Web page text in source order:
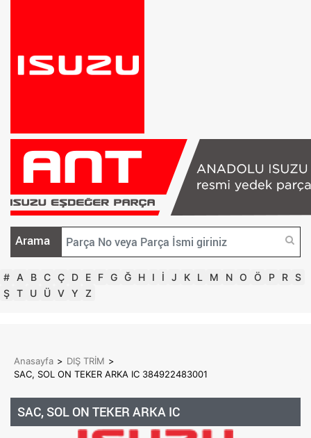
Arama
# A B C Ç D E F G Ğ H I İ J K L M N O Ö P R S
Ş T U Ü V Y Z
Anasayfa > DIŞ TRİM >
SAC, SOL ON TEKER ARKA IC 384922483001
SAC, SOL ON TEKER ARKA IC